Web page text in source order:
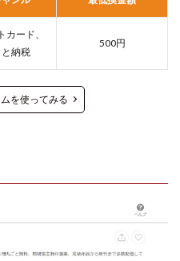
カード、
納税
500円
を使ってみる